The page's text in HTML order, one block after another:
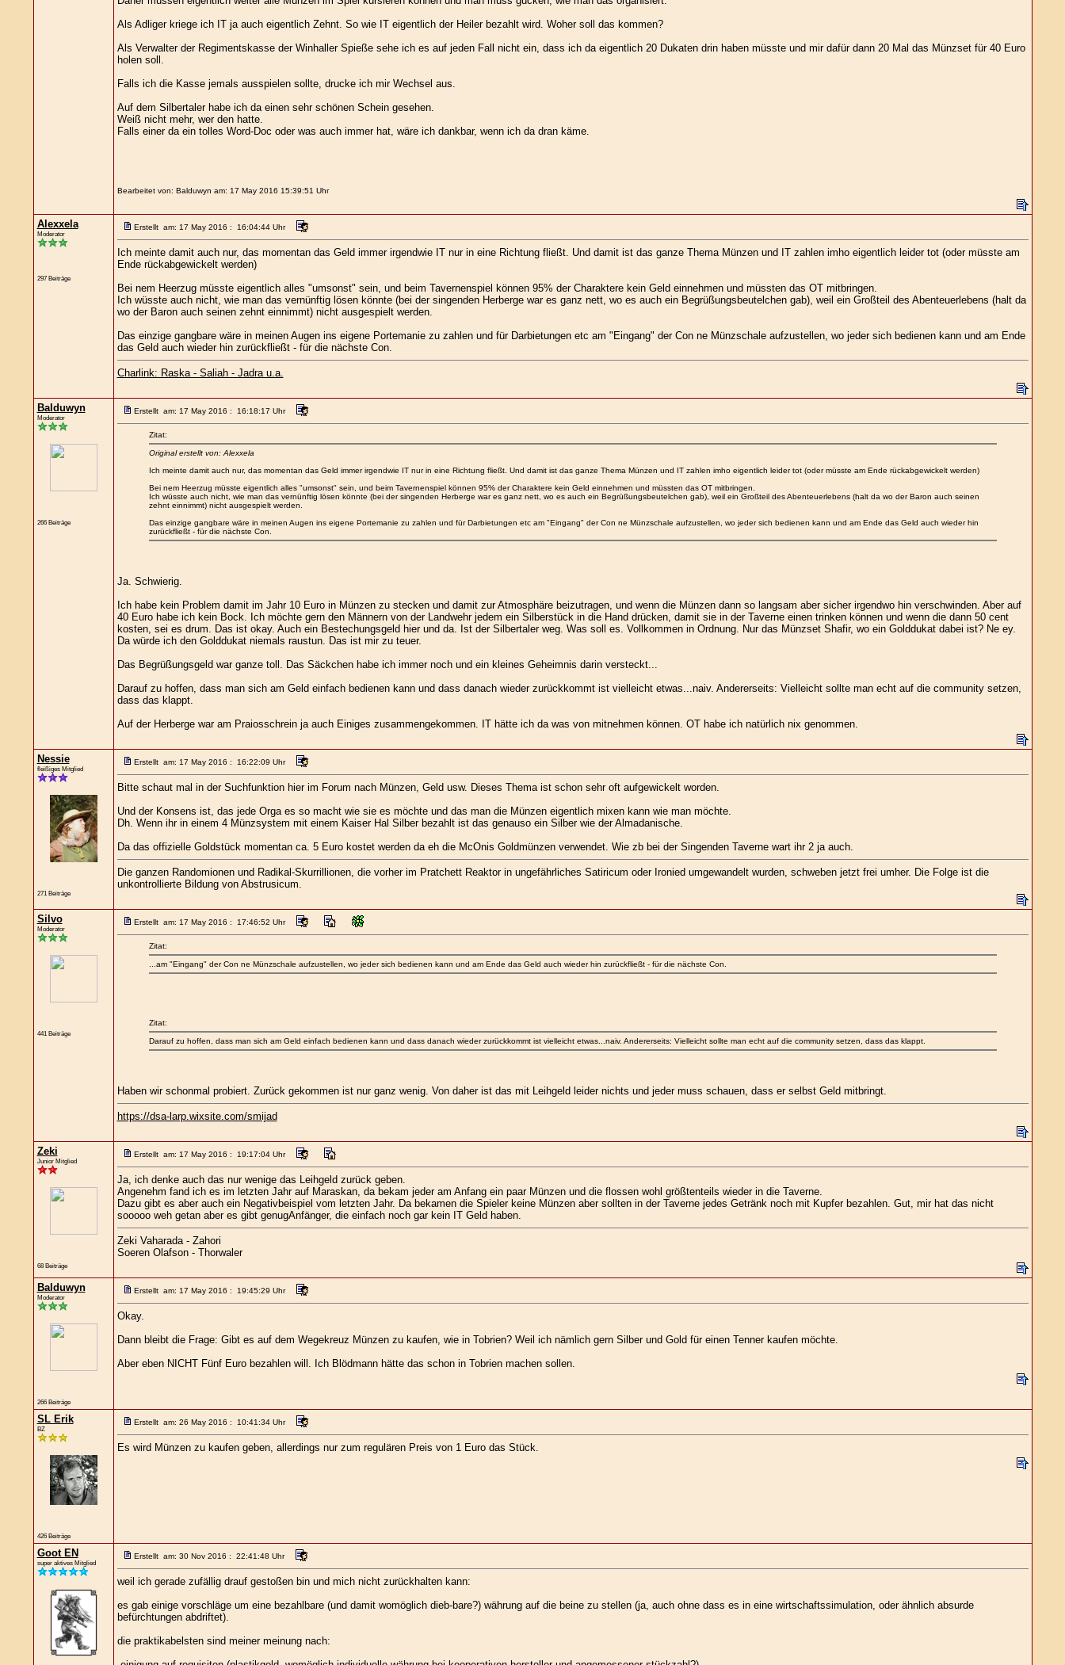
Als Adliger kriege ich IT ja auch eigentlich Zehnt. So wie IT eigentlich der Heiler bezahlt wird. Woher soll das kommen?
Als Verwalter der Regimentskasse der Winhaller Spieße sehe ich es auf jeden Fall nicht ein, dass ich da eigentlich 20 Dukaten drin haben müsste und mir dafür dann 20 Mal das Münzset für 40 Euro
holen soll.
Falls ich die Kasse jemals ausspielen sollte, drucke ich mir Wechsel aus.
Auf dem Silbertaler habe ich da einen sehr schönen Schein gesehen.
Weiß nicht mehr, wer den hatte.
Falls einer da ein tolles Word-Doc oder was auch immer hat, wäre ich dankbar, wenn ich da dran käme.
Bearbeitet von: Balduwyn am: 17 May 2016 15:39:51 Uhr
Alexxela
Moderator
297 Beiträge
Erstellt am: 17 May 2016 : 16:04:44 Uhr
Ich meinte damit auch nur, das momentan das Geld immer irgendwie IT nur in eine Richtung fließt. Und damit ist das ganze Thema Münzen und IT zahlen imho eigentlich leider tot (oder müsste am
Ende rückabgewickelt werden)
Bei nem Heerzug müsste eigentlich alles "umsonst" sein, und beim Tavernenspiel können 95% der Charaktere kein Geld einnehmen und müssten das OT mitbringen.
Ich wüsste auch nicht, wie man das vernünftig lösen könnte (bei der singenden Herberge war es ganz nett, wo es auch ein Begrüßungsbeutelchen gab), weil ein Großteil des Abenteuerlebens (halt da
wo der Baron auch seinen zehnt einnimmt) nicht ausgespielt werden.
Das einzige gangbare wäre in meinen Augen ins eigene Portemanie zu zahlen und für Darbietungen etc am "Eingang" der Con ne Münzschale aufzustellen, wo jeder sich bedienen kann und am Ende
das Geld auch wieder hin zurückfließt - für die nächste Con.
Charlink: Raska - Saliah - Jadra u.a.
Balduwyn
Moderator
266 Beiträge
Erstellt am: 17 May 2016 : 16:18:17 Uhr
Zitat:
Original erstellt von: Alexxela
Ich meinte damit auch nur, das momentan das Geld immer irgendwie IT nur in eine Richtung fließt. Und damit ist das ganze Thema Münzen und IT zahlen imho eigentlich leider tot (oder müsste am Ende rückabgewickelt werden)
Bei nem Heerzug müsste eigentlich alles "umsonst" sein, und beim Tavernenspiel können 95% der Charaktere kein Geld einnehmen und müssten das OT mitbringen.
Ich wüsste auch nicht, wie man das vernünftig lösen könnte (bei der singenden Herberge war es ganz nett, wo es auch ein Begrüßungsbeutelchen gab), weil ein Großteil des Abenteuerlebens (halt da wo der Baron auch seinen
zehnt einnimmt) nicht ausgespielt werden.
Das einzige gangbare wäre in meinen Augen ins eigene Portemanie zu zahlen und für Darbietungen etc am "Eingang" der Con ne Münzschale aufzustellen, wo jeder sich bedienen kann und am Ende das Geld auch wieder hin
zurückfließt - für die nächste Con.
Ja. Schwierig.
Ich habe kein Problem damit im Jahr 10 Euro in Münzen zu stecken und damit zur Atmosphäre beizutragen, und wenn die Münzen dann so langsam aber sicher irgendwo hin verschwinden. Aber auf
40 Euro habe ich kein Bock. Ich möchte gern den Männern von der Landwehr jedem ein Silberstück in die Hand drücken, damit sie in der Taverne einen trinken können und wenn die dann 50 cent
kosten, sei es drum. Das ist okay. Auch ein Bestechungsgeld hier und da. Ist der Silbertaler weg. Was soll es. Vollkommen in Ordnung. Nur das Münzset Shafir, wo ein Golddukat dabei ist? Ne ey.
Da würde ich den Golddukat niemals raustun. Das ist mir zu teuer.
Das Begrüßungsgeld war ganze toll. Das Säckchen habe ich immer noch und ein kleines Geheimnis darin versteckt...
Darauf zu hoffen, dass man sich am Geld einfach bedienen kann und dass danach wieder zurückkommt ist vielleicht etwas...naiv. Andererseits: Vielleicht sollte man echt auf die community setzen,
dass das klappt.
Auf der Herberge war am Praiosschrein ja auch Einiges zusammengekommen. IT hätte ich da was von mitnehmen können. OT habe ich natürlich nix genommen.
Nessie
fleißiges Mitglied
271 Beiträge
Erstellt am: 17 May 2016 : 16:22:09 Uhr
Bitte schaut mal in der Suchfunktion hier im Forum nach Münzen, Geld usw. Dieses Thema ist schon sehr oft aufgewickelt worden.
Und der Konsens ist, das jede Orga es so macht wie sie es möchte und das man die Münzen eigentlich mixen kann wie man möchte.
Dh. Wenn ihr in einem 4 Münzsystem mit einem Kaiser Hal Silber bezahlt ist das genauso ein Silber wie der Almadanische.
Da das offizielle Goldstück momentan ca. 5 Euro kostet werden da eh die McOnis Goldmünzen verwendet. Wie zb bei der Singenden Taverne wart ihr 2 ja auch.
Die ganzen Randomionen und Radikal-Skurrillionen, die vorher im Pratchett Reaktor in ungefährliches Satiricum oder Ironied umgewandelt wurden, schweben jetzt frei umher. Die Folge ist die
unkontrollierte Bildung von Abstrusicum.
Silvo
Moderator
441 Beiträge
Erstellt am: 17 May 2016 : 17:46:52 Uhr
Zitat:
...am "Eingang" der Con ne Münzschale aufzustellen, wo jeder sich bedienen kann und am Ende das Geld auch wieder hin zurückfließt - für die nächste Con.
Zitat:
Darauf zu hoffen, dass man sich am Geld einfach bedienen kann und dass danach wieder zurückkommt ist vielleicht etwas...naiv. Andererseits: Vielleicht sollte man echt auf die community setzen, dass das klappt.
Haben wir schonmal probiert. Zurück gekommen ist nur ganz wenig. Von daher ist das mit Leihgeld leider nichts und jeder muss schauen, dass er selbst Geld mitbringt.
https://dsa-larp.wixsite.com/smijad
Zeki
Junior Mitglied
68 Beiträge
Erstellt am: 17 May 2016 : 19:17:04 Uhr
Ja, ich denke auch das nur wenige das Leihgeld zurück geben.
Angenehm fand ich es im letzten Jahr auf Maraskan, da bekam jeder am Anfang ein paar Münzen und die flossen wohl größtenteils wieder in die Taverne.
Dazu gibt es aber auch ein Negativbeispiel vom letzten Jahr. Da bekamen die Spieler keine Münzen aber sollten in der Taverne jedes Getränk noch mit Kupfer bezahlen. Gut, mir hat das nicht
sooooo weh getan aber es gibt genugAnfänger, die einfach noch gar kein IT Geld haben.
Zeki Vaharada - Zahori
Soeren Olafson - Thorwaler
Balduwyn
Moderator
266 Beiträge
Erstellt am: 17 May 2016 : 19:45:29 Uhr
Okay.
Dann bleibt die Frage: Gibt es auf dem Wegekreuz Münzen zu kaufen, wie in Tobrien? Weil ich nämlich gern Silber und Gold für einen Tenner kaufen möchte.
Aber eben NICHT Fünf Euro bezahlen will. Ich Blödmann hätte das schon in Tobrien machen sollen.
SL Erik
BZ
426 Beiträge
Erstellt am: 26 May 2016 : 10:41:34 Uhr
Es wird Münzen zu kaufen geben, allerdings nur zum regulären Preis von 1 Euro das Stück.
Goot EN
super aktives Mitglied
Erstellt am: 30 Nov 2016 : 22:41:48 Uhr
weil ich gerade zufällig drauf gestoßen bin und mich nicht zurückhalten kann:
es gab einige vorschläge um eine bezahlbare (und damit womöglich dieb-bare?) währung auf die beine zu stellen (ja, auch ohne dass es in eine wirtschaftssimulation, oder ähnlich absurde
befürchtungen abdriftet).
die praktikabelsten sind meiner meinung nach: